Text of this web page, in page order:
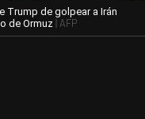
Trump de golpear a Irán
de Ormuz | AFP